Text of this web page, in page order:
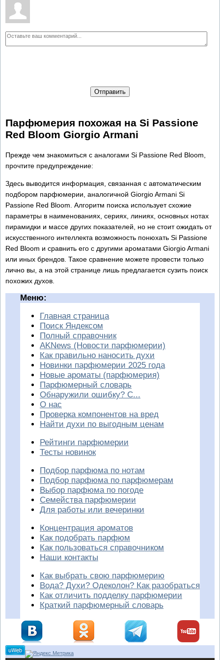
Отправить
Парфюмерия похожая на Si Passione
Red Bloom Giorgio Armani
Прежде чем знакомиться с аналогами Si Passione Red Bloom,
прочтите предупреждение:
Здесь выводится информация, связанная с автоматическим
подбором парфюмерии, аналогичной Giorgio Armani Si
Passione Red Bloom. Алгоритм поиска использует схожие
параметры в наименованиях, сериях, линиях, основных нотах
пирамидки и массе других показателей, но не стоит ожидать от
искусственного интеллекта возможность понюхать Si Passione
Red Bloom и сравнить его с другими ароматами Giorgio Armani
или иных брендов. Такое сравнение можете провести только
лично вы, а на этой странице лишь предлагается сузить поиск
похожих духов.
Меню:
Главная страница
Поиск Яндексом
Полный справочник
AKNews (Новости парфюмерии)
Как правильно наносить духи
Новинки парфюмерии 2025 года
Новые ароматы (парфюмерия)
Парфюмерный словарь
Обнаружили ошибку? С...
О нас
Проверка компонентов на вред
Найти духи по выгодным ценам
Рейтинги парфюмерии
Тесты новинок
Подбор парфюма по нотам
Подбор парфюма по парфюмерам
Выбор парфюма по погоде
Семейства парфюмерии
Для работы или вечеринки
Концентрация ароматов
Как подобрать парфюм
Как пользоваться справочником
Наши контакты
Как выбрать свою парфюмерию
Вода? Духи? Одеколон? Как разобраться
Как отличить подделку парфюмерии
Краткий парфюмерный словарь